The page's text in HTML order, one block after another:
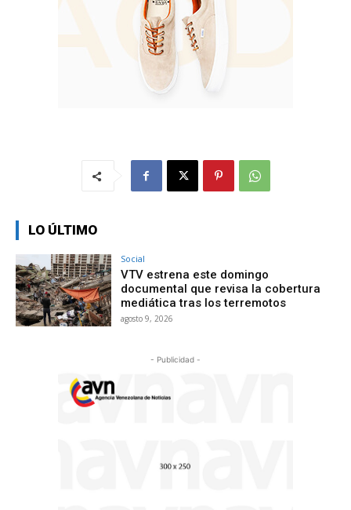
LO ÚLTIMO
Social
VTV estrena este domingo
documental que revisa la cobertura
mediática tras los terremotos
agosto 9, 2026
- Publicidad -